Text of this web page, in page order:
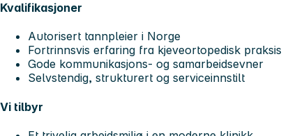
Kvalifikasjoner
Autorisert tannpleier i Norge
Fortrinnsvis erfaring fra kjeveortopedisk praksis
Gode kommunikasjons- og samarbeidsevner
Selvstendig, strukturert og serviceinnstilt
Vi tilbyr